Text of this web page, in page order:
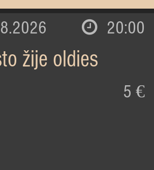
20:00
žije oldies
5 €